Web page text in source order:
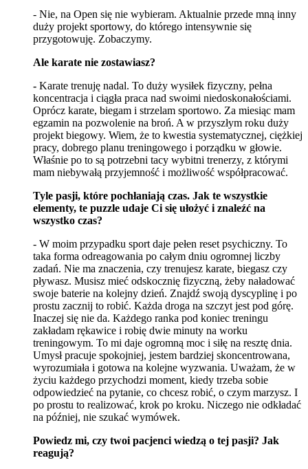
- Nie, na Open się nie wybieram. Aktualnie przede mną inny
duży projekt sportowy, do którego intensywnie się
przygotowuję. Zobaczymy.
Ale karate nie zostawiasz?
- Karate trenuję nadal. To duży wysiłek fizyczny, pełna
koncentracja i ciągła praca nad swoimi niedoskonałościami.
Oprócz karate, biegam i strzelam sportowo. Za miesiąc mam
egzamin na pozwolenie na broń. A w przyszłym roku duży
projekt biegowy. Wiem, że to kwestia systematycznej, ciężkiej
pracy, dobrego planu treningowego i porządku w głowie.
Właśnie po to są potrzebni tacy wybitni trenerzy, z którymi
mam niebywałą przyjemność i możliwość współpracować.
Tyle pasji, które pochłaniają czas. Jak te wszystkie
elementy, te puzzle udaje Ci się ułożyć i znaleźć na
wszystko czas?
- W moim przypadku sport daje pełen reset psychiczny. To
taka forma odreagowania po całym dniu ogromnej liczby
zadań. Nie ma znaczenia, czy trenujesz karate, biegasz czy
pływasz. Musisz mieć odskocznię fizyczną, żeby naładować
swoje baterie na kolejny dzień. Znajdź swoją dyscyplinę i po
prostu zacznij to robić. Każda droga na szczyt jest pod górę.
Inaczej się nie da. Każdego ranka pod koniec treningu
zakładam rękawice i robię dwie minuty na worku
treningowym. To mi daje ogromną moc i siłę na resztę dnia.
Umysł pracuje spokojniej, jestem bardziej skoncentrowana,
wyrozumiała i gotowa na kolejne wyzwania. Uważam, że w
życiu każdego przychodzi moment, kiedy trzeba sobie
odpowiedzieć na pytanie, co chcesz robić, o czym marzysz. I
po prostu to realizować, krok po kroku. Niczego nie odkładać
na później, nie szukać wymówek.
Powiedz mi, czy twoi pacjenci wiedzą o tej pasji? Jak
reagują?